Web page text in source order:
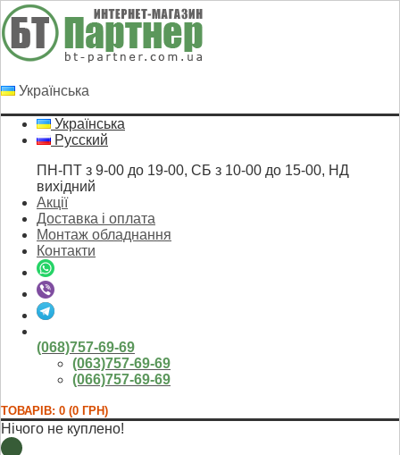
Українська
Українська
Русский
ПН-ПТ з 9-00 до 19-00, СБ з 10-00 до 15-00, НД
вихідний
Акції
Доставка і оплата
Монтаж обладнання
Контакти
(068)757-69-69
(063)757-69-69
(066)757-69-69
ТОВАРІВ: 0 (0 ГРН)
Нічого не куплено!